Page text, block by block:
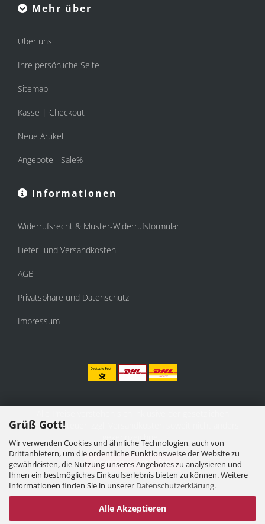
Grüß Gott!
Wir verwenden Cookies und ähnliche Technologien, auch von
Drittanbietern, um die ordentliche Funktionsweise der Website zu
gewährleisten, die Nutzung unseres Angebotes zu analysieren und
Ihnen ein bestmögliches Einkaufserlebnis bieten zu können. Weitere
Informationen finden Sie in unserer Datenschutzerklärung.
Alle Akzeptieren
Mehr über
Über uns
Ihre persönliche Seite
Sitemap
Kasse | Checkout
Neue Artikel
Angebote - Sale%
Informationen
Widerrufsrecht & Muster-Widerrufsformular
Liefer- und Versandkosten
AGB
Privatsphäre und Datenschutz
Impressum
Mehrwertsteuer, zzgl.
gekennzeichnet.
Vertrag widerrufen